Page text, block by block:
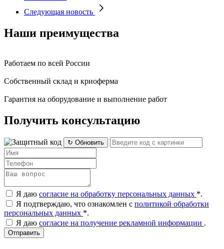
Следующая новость
Наши преимущества
Работаем по всей России
Собственный склад и криоферма
Гарантия на оборудование и выполнение работ
Получить консультацию
↻ Обновить
Я даю согласие на обработку персональных данных *.
Я подтверждаю, что ознакомлен с политикой обработки
персональных данных *.
Я даю согласие на получение рекламной информации .
Отправить